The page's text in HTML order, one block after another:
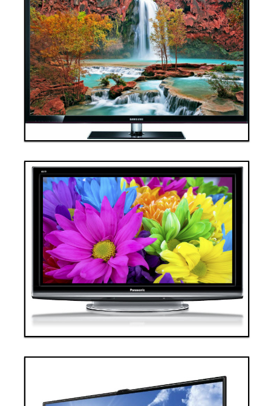
Tivi 1
Giá: 50,000,000 VND
Xem chi tiết
Đặt hàng
Thanh toán ngay
Tivi 2
Giá: 40,000,000 VND
Xem chi tiết
Đặt hàng
Thanh toán ngay